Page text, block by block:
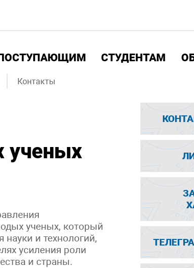
СТУДЕНТАМ
Контакты
ученых
ученых, который
и технологий,
усиления роли
и страны.